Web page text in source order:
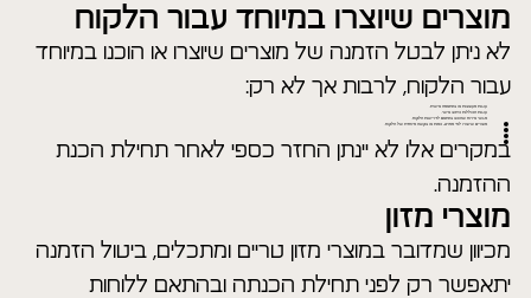
מוצרים שיוצרו במיוחד עבור הלקוח
לא ניתן לבטל הזמנה של מוצרים שיוצרו או הוכנו במיוחד
עבור הלקוח, לרבות אך לא רק:
עוגות מעוצבות או בהתאמה אישית.
עוגות הכוללות כיתוב אישי.
מגשי אירוח שהוכנו בהתאם לדרישות הלקוח.
מוצרים שיוצרו לפי מפרט, כמות או בקשה מיוחדת של הלקוח.
במקרים אלו לא יינתן החזר כספי לאחר תחילת הכנת
ההזמנה.
מוצרי מזון
מכיוון שמדובר במוצרי מזון טריים ומתכלים, ביטול הזמנה
יתאפשר רק לפני תחילת הכנתה ובהתאם ללוחות